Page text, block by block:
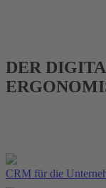
DER
CRM für die